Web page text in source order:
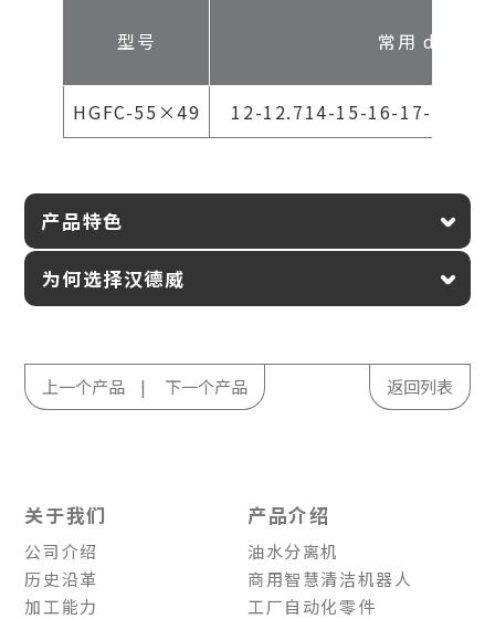
型号 常用 d1/d2
HGFC-55×49 12-12.714-15-16-17-18-
产品特色
为何选择汉德威
上一个产品 下一个产品 返回列表
关于我们
公司介绍
历史沿革
加工能力
产品介绍
油水分离机
商用智慧清洁机器人
工厂自动化零件